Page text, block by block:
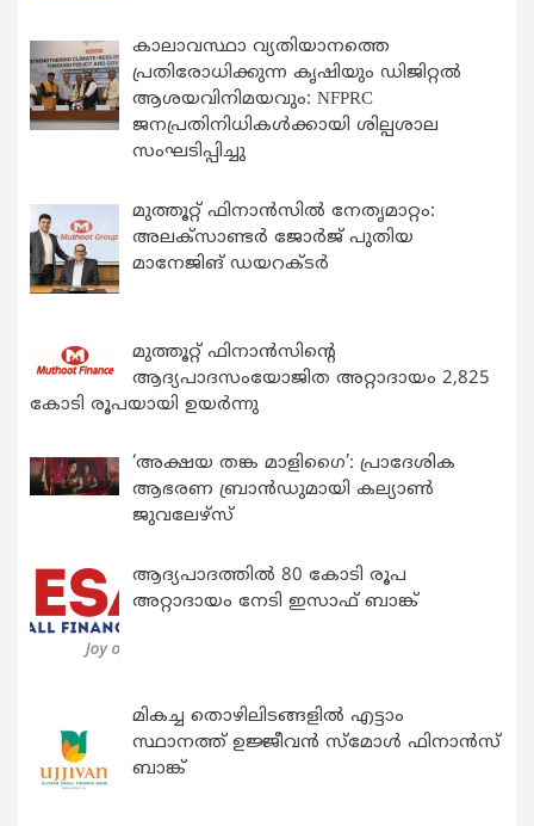
കാലാവസ്ഥാ വ്യതിയാനത്തെ
പ്രതിരോധിക്കുന്ന കൃഷിയും ഡിജിറ്റൽ
ആശയവിനിമയവും: NFPRC
ജനപ്രതിനിധികൾക്കായി ശില്പശാല
സംഘടിപ്പിച്ചു
മുത്തൂറ്റ് ഫിനാൻസിൽ നേതൃമാറ്റം:
അലക്സാണ്ടർ ജോർജ് പുതിയ
മാനേജിങ് ഡയറക്ടർ
മുത്തൂറ്റ് ഫിനാൻസിന്റെ
ആദ്യപാദസംയോജിത അറ്റാദായം 2,825
കോടി രൂപയായി ഉയർന്നു
‘അക്ഷയ തങ്ക മാളിഗൈ’: പ്രാദേശിക
ആഭരണ ബ്രാന്‍ഡുമായി കല്യാണ്‍
ജുവലേഴ്‌സ്
ആദ്യപാദത്തിൽ 80 കോടി രൂപ
അറ്റാദായം നേടി ഇസാഫ് ബാങ്ക്
മികച്ച തൊഴിലിടങ്ങളിൽ എട്ടാം
സ്ഥാനത്ത് ഉജ്ജീവൻ സ്മോൾ ഫിനാൻസ്
ബാങ്ക്